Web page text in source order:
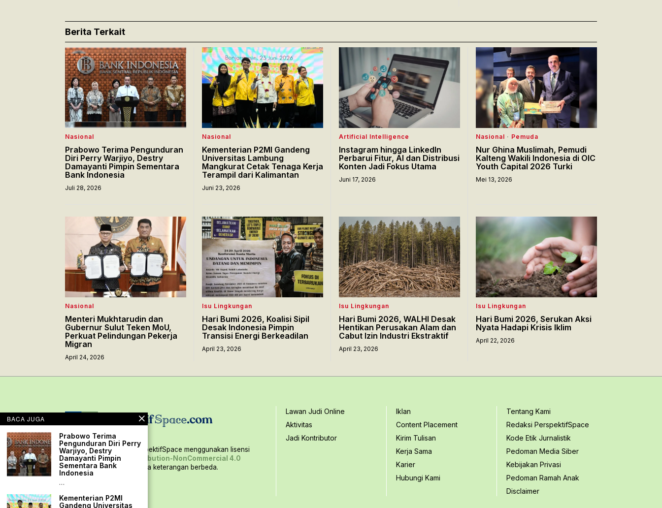
Berita Terkait
Nasional
Prabowo Terima Pengunduran
Diri Perry Warjiyo, Destry
Damayanti Pimpin Sementara
Bank Indonesia
Juli 28, 2026
Nasional
Kementerian P2MI Gandeng
Universitas Lambung
Mangkurat Cetak Tenaga Kerja
Terampil dari Kalimantan
Juni 23, 2026
Artificial Intelligence
Instagram hingga LinkedIn
Perbarui Fitur, AI dan Distribusi
Konten Jadi Fokus Utama
Juni 17, 2026
Nasional · Pemuda
Nur Ghina Muslimah, Pemudi
Kalteng Wakili Indonesia di OIC
Youth Capital 2026 Turki
Mei 13, 2026
Nasional
Menteri Mukhtarudin dan
Gubernur Sulut Teken MoU,
Perkuat Pelindungan Pekerja
Migran
April 24, 2026
Isu Lingkungan
Hari Bumi 2026, Koalisi Sipil
Desak Indonesia Pimpin
Transisi Energi Berkeadilan
April 23, 2026
Isu Lingkungan
Hari Bumi 2026, WALHI Desak
Hentikan Perusakan Alam dan
Cabut Izin Industri Ekstraktif
April 23, 2026
Isu Lingkungan
Hari Bumi 2026, Serukan Aksi
Nyata Hadapi Krisis Iklim
April 22, 2026
Seluruh konten situs PerspektifSpace menggunakan lisensi
Creative Commons Attribution-NonCommercial 4.0
International,kecuali ada keterangan berbeda.
Lawan Judi Online
Aktivitas
Jadi Kontributor
Iklan
Content Placement
Kirim Tulisan
Kerja Sama
Karier
Hubungi Kami
Tentang Kami
Redaksi PerspektifSpace
Kode Etik Jurnalistik
Pedoman Media Siber
Kebijakan Privasi
Pedoman Ramah Anak
Disclaimer
BACA JUGA
Prabowo Terima
Pengunduran Diri Perry
Warjiyo, Destry
Damayanti Pimpin
Sementara Bank
Indonesia
…
Kementerian P2MI
Gandeng Universitas